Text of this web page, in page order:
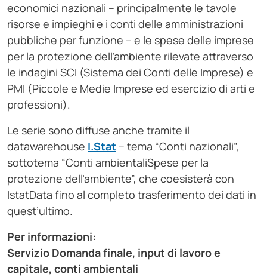
economici nazionali – principalmente le tavole
risorse e impieghi e i conti delle amministrazioni
pubbliche per funzione – e le spese delle imprese
per la protezione dell’ambiente rilevate attraverso
le indagini SCI (Sistema dei Conti delle Imprese) e
PMI (Piccole e Medie Imprese ed esercizio di arti e
professioni).
Le serie sono diffuse anche tramite il
datawarehouse I.Stat – tema “Conti nazionali”,
sottotema “Conti ambientaliSpese per la
protezione dell’ambiente”, che coesisterà con
IstatData fino al completo trasferimento dei dati in
quest’ultimo.
Per informazioni:
Servizio Domanda finale, input di lavoro e
capitale, conti ambientali